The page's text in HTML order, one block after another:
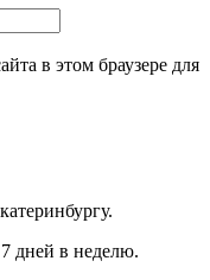
в этом браузере для
дней в неделю.